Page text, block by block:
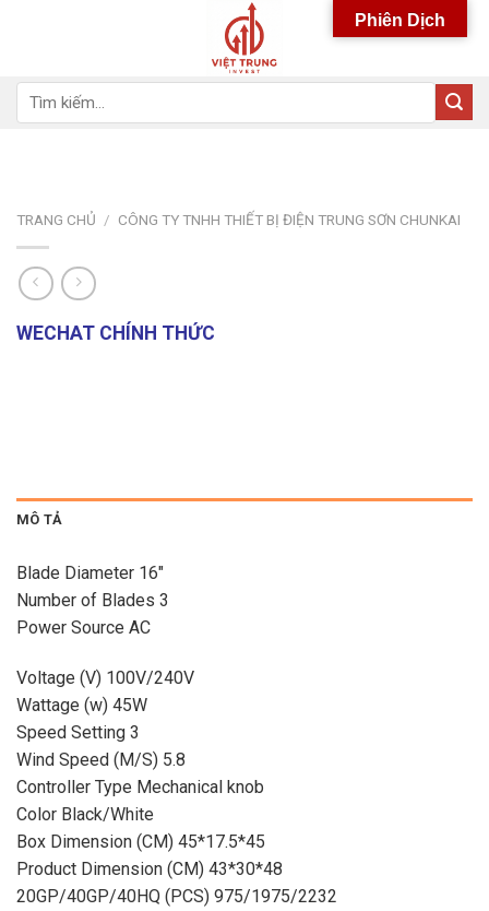
kiếm:
TRANG CHỦ / CÔNG TY TNHH THIẾT BỊ ĐIỆN TRUNG SƠN CHUNKAI
WECHAT CHÍNH THỨC
MÔ TẢ
Blade Diameter 16″
Number of Blades 3
Power Source AC
Voltage (V) 100V/240V
Wattage (w) 45W
Speed Setting 3
Wind Speed (M/S) 5.8
Controller Type Mechanical knob
Color Black/White
Box Dimension (CM) 45*17.5*45
Product Dimension (CM) 43*30*48
20GP/40GP/40HQ (PCS) 975/1975/2232
Phiên Dịch